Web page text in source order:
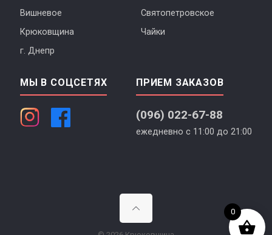
Вишневое
Святопетровское
Крюковщина
Чайки
г. Днепр
МЫ В СОЦСЕТЯХ ПРИЕМ ЗАКАЗОВ
(096) 022-67-88
ежедневно с 11:00 до 21:00
0